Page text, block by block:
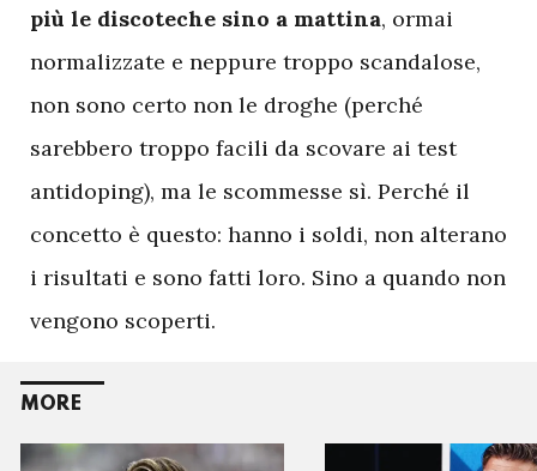
più le discoteche sino a mattina, ormai
normalizzate e neppure troppo scandalose,
non sono certo non le droghe (perché
sarebbero troppo facili da scovare ai test
antidoping), ma le scommesse sì. Perché il
concetto è questo: hanno i soldi, non alterano
i risultati e sono fatti loro. Sino a quando non
vengono scoperti.
MORE